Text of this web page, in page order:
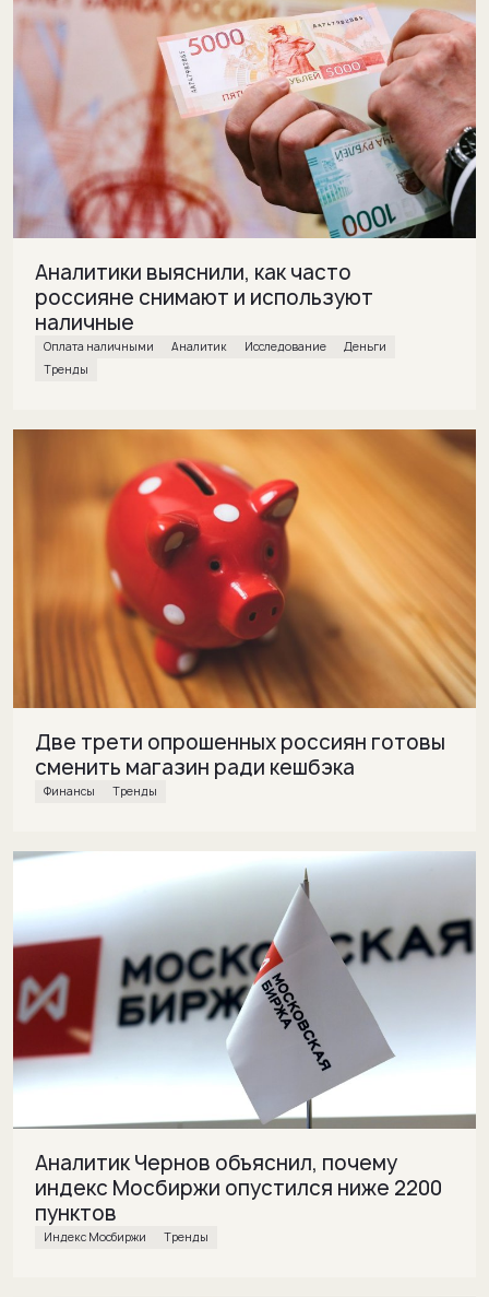
Аналитики выяснили, как часто
россияне снимают и используют
наличные
Оплата наличными Аналитик исследование
деньги
Тренды
Две трети опрошенных россиян готовы
сменить магазин ради кешбэка
финансы Тренды
Аналитик Чернов объяснил, почему
индекс Мосбиржи опустился ниже 2200
пунктов
Индекс Мосбиржи Тренды